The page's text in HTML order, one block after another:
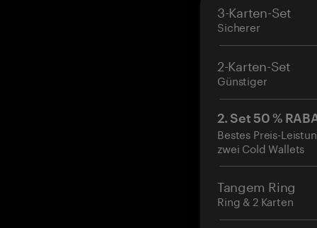
3-Karten-Set
Sicherer
2-Karten-Set
Günstiger
2. Set 50 %
Bestes Preis-
zwei Cold Wallets
Tangem Ring
Ring & 2 Karten